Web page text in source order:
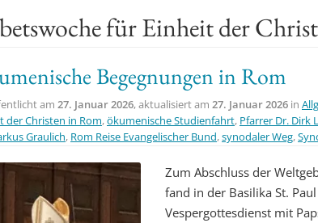
für Einheit der
Begegnungen in Rom
am 27. Januar 2026, aktualisiert am 27. Januar 2026 in
der Christen in Rom,ökumenische Studienfahrt, Pfarrer Dr. Dirk
Graulich, Rom Reise Evangelischer Bund,synodaler Weg,
Zum Abschluss der
fand in der Basilika St.
Vespergottesdienst mit